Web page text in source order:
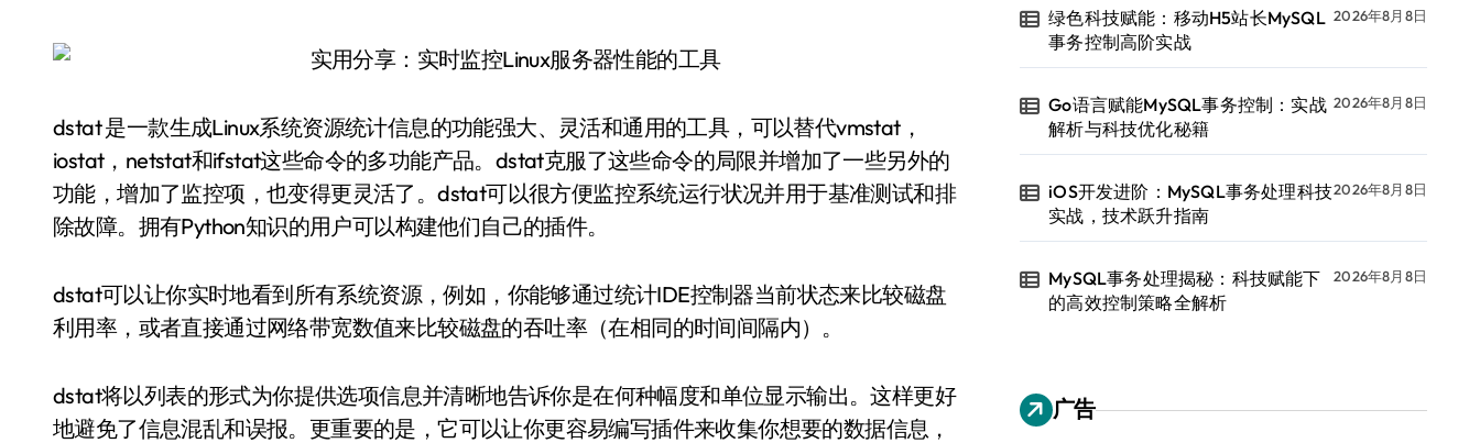
dstat 是一款生成Linux系统资源统计信息的功能强大、灵活和通用的工具，可以替代vmstat，
iostat，netstat和ifstat这些命令的多功能产品。dstat克服了这些命令的局限并增加了一些另外的
功能，增加了监控项，也变得更灵活了。dstat可以很方便监控系统运行状况并用于基准测试和排
除故障。拥有Python知识的用户可以构建他们自己的插件。
dstat可以让你实时地看到所有系统资源，例如，你能够通过统计IDE控制器当前状态来比较磁盘
利用率，或者直接通过网络带宽数值来比较磁盘的吞吐率（在相同的时间间隔内）。
dstat将以列表的形式为你提供选项信息并清晰地告诉你是在何种幅度和单位显示输出。这样更好
地避免了信息混乱和误报。更重要的是，它可以让你更容易编写插件来收集你想要的数据信息，
绿色科技赋能：移动H5站长MySQL
事务控制高阶实战
2026年8月8日
Go语言赋能MySQL事务控制：实战
解析与科技优化秘籍
2026年8月8日
iOS开发进阶：MySQL事务处理科技
实战，技术跃升指南
2026年8月8日
MySQL事务处理揭秘：科技赋能下
的高效控制策略全解析
2026年8月8日
广告